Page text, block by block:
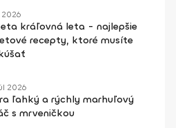
2026
kráľovná leta - najlepšie
recepty, ktoré musíte
2026
ľahký a rýchly marhuľový
s mrveničkou